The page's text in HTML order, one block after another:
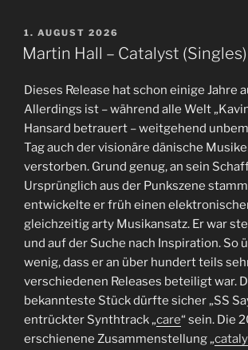
VERÖFFENTLICHT
AM
1. AUGUST 2026
Martin Hall – Catalyst (Singles)
Dieses Release hat schon einige Jahre
Allerdings ist – während alle Welt
Hansard betrauert – weitgehend
Tag auch der visionäre dänische
verstorben. Grund genug, an sein
Ursprünglich aus der Punkszene
entwickelte er früh einen
gleichzeitig arty Musikansatz. Er war
und auf der Suche nach Inspiration. So
wenig, dass er an über hundert teils
verschiedenen Releases beteiligt war.
bekannteste Stück dürfte sicher „SS
entrückter Synthtrack „care“ sein. Die
erschienene Zusammenstellung „